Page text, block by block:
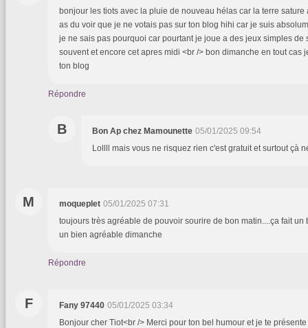
bonjour les tiots avec la pluie de nouveau hélas car la terre sature
as du voir que je ne votais pas sur ton blog hihi car je suis
je ne sais pas pourquoi car pourtant je joue a des jeux simples de
souvent et encore cet apres midi <br /> bon dimanche en tout cas
ton blog
Répondre
B Bon Ap chez Mamounette 05/01/2025 09:54
Lollll mais vous ne risquez rien c'est gratuit et surtout çà
M moqueplet 05/01/2025 07:31
toujours très agréable de pouvoir sourire de bon matin....ça fait un
un bien agréable dimanche
Répondre
F Fany 97440 05/01/2025 03:34
Bonjour cher Tiot<br /> Merci pour ton bel humour et je te